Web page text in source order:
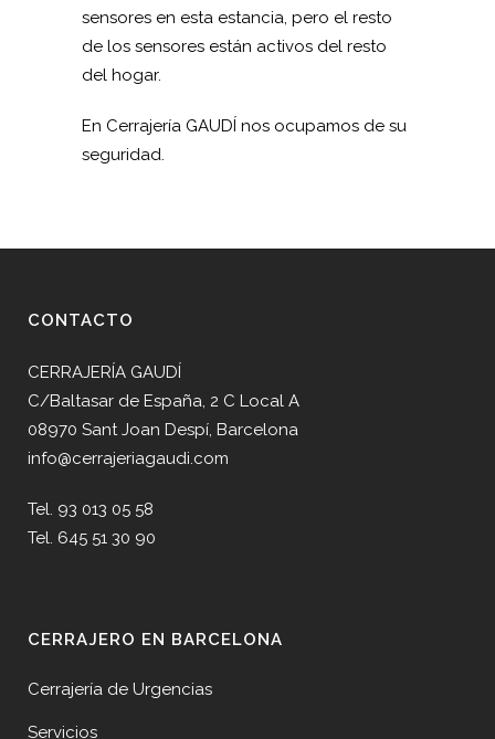
sensores en esta estancia, pero el resto
de los sensores están activos del resto
del hogar.
En Cerrajería GAUDÍ nos ocupamos de su
seguridad.
CONTACTO
CERRAJERÍA GAUDÍ
C/Baltasar de España, 2 C Local A
08970 Sant Joan Despí, Barcelona
info@cerrajeriagaudi.com
Tel. 93 013 05 58
Tel. 645 51 30 90
CERRAJERO EN BARCELONA
Cerrajería de Urgencias
Servicios